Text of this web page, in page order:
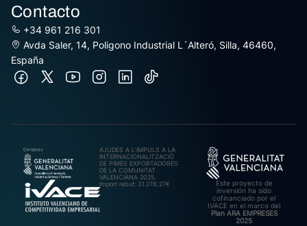
Contacto
+34 961 216 301
Avda Saler, 14, Poligono Industrial L´Alteró, Silla, 46460,
España
AJUDES A L’IMPULS A LA
INTERNACIONALITZACIÓ
DE PIMES EXPORTADORES
DE LA COMUNITAT
VALENCIANA 2025.
Import rebut: 31.278,27€
Este proyecto de
inversión ha sido
cofinanciado por el
IVACE en el marco del
Plan ARA EMPRESES
2025